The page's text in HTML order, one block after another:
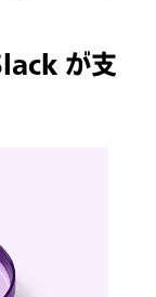
が支